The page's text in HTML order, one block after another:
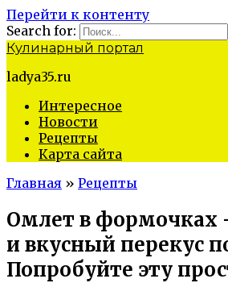
Перейти к контенту
Search for:
Кулинарный портал
ladya35.ru
Интересное
Новости
Рецепты
Карта сайта
Главная » Рецепты
Омлет в
и вкусный перекус
Попробуйте эту